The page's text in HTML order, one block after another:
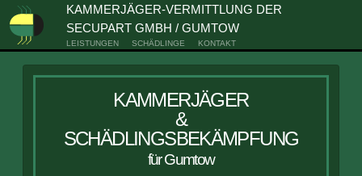
KAMMERJÄGER-VERMITTLUNG DER
SECUPART GMBH / GUMTOW
LEISTUNGEN SCHÄDLINGE KONTAKT
KAMMERJÄGER
&
SCHÄDLINGSBEKÄMPFUNG
für Gumtow